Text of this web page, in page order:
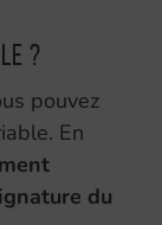
?
pouvez
En
du